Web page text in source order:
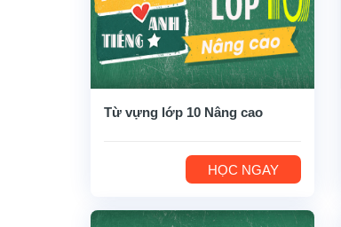
Từ vựng lớp 10 Nâng cao
HỌC NGAY